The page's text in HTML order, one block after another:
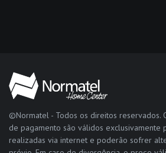
©Normatel - Todos os direitos reservados.
de pagamento são válidos exclusivamente
realizadas via internet e poderão sofrer